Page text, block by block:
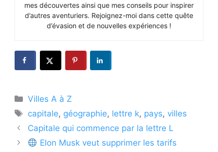
mes découvertes ainsi que mes conseils pour inspirer
d’autres aventuriers. Rejoignez-moi dans cette quête
d’évasion et de nouvelles expériences !
Catégories
Villes A à Z
Étiquettes
capitale, géographie, lettre k, pays,villes
Capitale qui commence par la lettre L
Elon Musk veut supprimer les tarifs